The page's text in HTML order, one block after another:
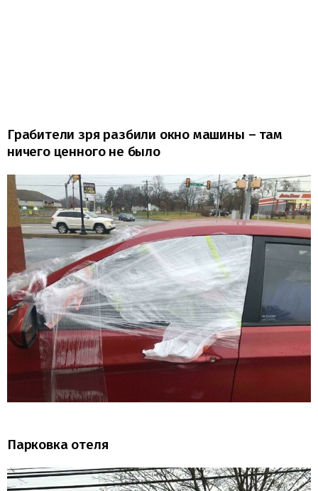
Грабители зря разбили окно машины – там
ничего ценного не было
Парковка отеля